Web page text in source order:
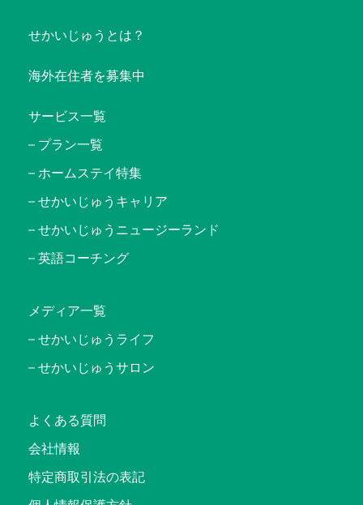
せかいじゅうとは？
海外在住者を募集中
サービス一覧
プラン一覧
ホームステイ特集
せかいじゅうキャリア
せかいじゅうニュージーランド
英語コーチング
メディア一覧
せかいじゅうライフ
せかいじゅうサロン
よくある質問
会社情報
特定商取引法の表記